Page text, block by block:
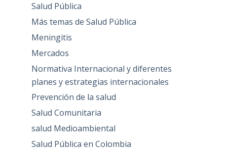
Salud Pública
Más temas de Salud Pública
Meningitis
Mercados
Normativa Internacional y diferentes
planes y estrategias internacionales
Prevención de la salud
Salud Comunitaria
salud Medioambiental
Salud Pública en Colombia